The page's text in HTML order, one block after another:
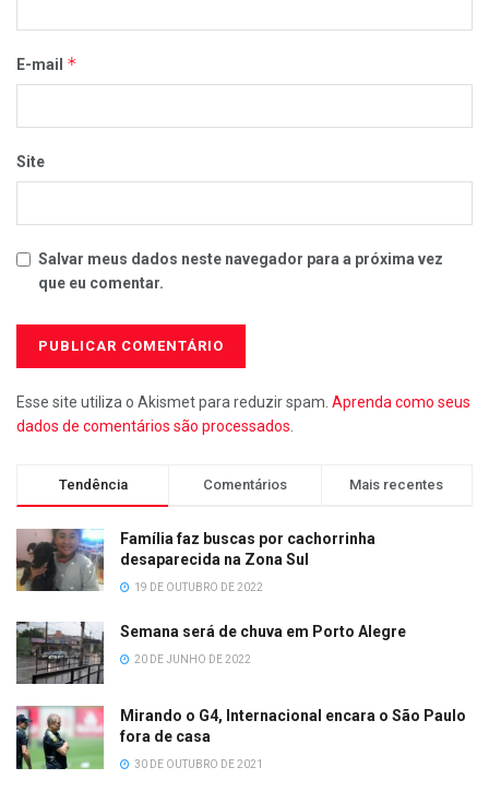
E-mail *
Site
Salvar meus dados neste navegador para a próxima vez
que eu comentar.
Esse site utiliza o Akismet para reduzir spam. Aprenda como seus
dados de comentários são processados
Tendência Comentários Mais recentes
Família faz buscas por cachorrinha
desaparecida na Zona Sul
19 DE OUTUBRO DE 2022
Semana será de chuva em Porto Alegre
20 DE JUNHO DE 2022
Mirando o G4, Internacional encara o São Paulo
fora de casa
30 DE OUTUBRO DE 2021